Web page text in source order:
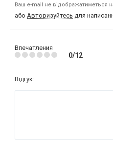
Ваш e-mail не відображатиметься
або Авторизуйтесь для
Впечатления
0/12
Відгук: